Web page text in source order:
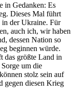
in Gedanken: Es
Dieses Mal führt
in der Ukraine. Für
auch ich, wir haben
dessen Nation so
beginnen würde.
das größte Land in
um die
stolz sein auf
gegen diesen Krieg